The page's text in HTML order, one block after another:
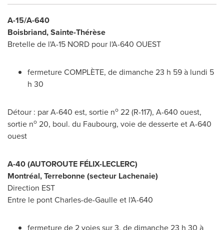
A-15/A-640
Boisbriand, Sainte-Thérèse
Bretelle de l'A-15 NORD pour l'A-640 OUEST
fermeture COMPLÈTE, de dimanche 23 h 59 à lundi 5
h 30
Détour : par A-640 est, sortie no 22 (R-117), A-640 ouest,
sortie no 20, boul. du Faubourg, voie de desserte et A-640
ouest
A-40 (AUTOROUTE FÉLIX-LECLERC)
Montréal,Terrebonne(secteur Lachenaie)
Direction EST
Entre le pont Charles-de-Gaulle et l'A-640